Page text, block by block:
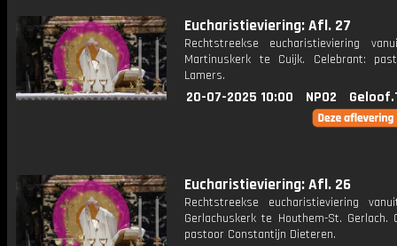
Eucharistieviering: Afl. 27
Rechtstreekse eucharistieviering
Martinuskerk te Cuijk. Celebrant:
Lamers.
20-07-2025 10:00 NPO2
Eucharistieviering: Afl. 26
Rechtstreekse eucharistieviering
Gerlachuskerk te Houthem-St. Gerlach.
pastoor Constantijn Dieteren.